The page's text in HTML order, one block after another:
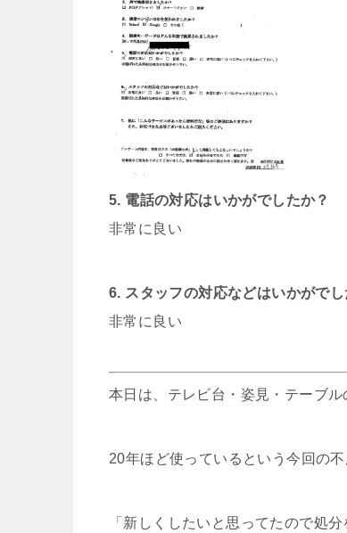
5. 電話の対応はいかがでしたか？
非常に良い
6. スタッフの対応などはいかがでし
非常に良い
本日は、テレビ台・姿見・テーブル
20年ほど使っているという今回の不
「新しくしたいと思ってたので処分